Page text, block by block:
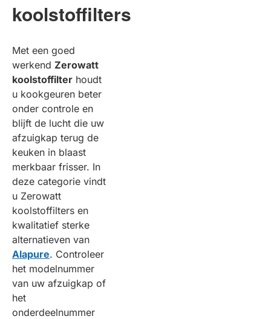
koolstoffilters
Met een goed
werkend Zerowatt
koolstoffilter houdt
u kookgeuren beter
onder controle en
blijft de lucht die uw
afzuigkap terug de
keuken in blaast
merkbaar frisser. In
deze categorie vindt
u Zerowatt
koolstoffilters en
kwalitatief sterke
alternatieven van
Alapure. Controleer
het modelnummer
van uw afzuigkap of
het
onderdeelnummer